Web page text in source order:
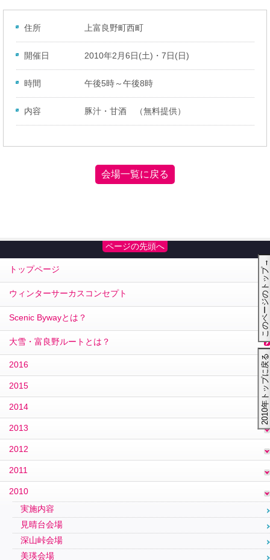
このページのトップ→
2010年トップに戻る
住所 上富良野町西町
開催日 2010年2月6日(土)・7日(日)
時間 午後5時～午後8時
内容 豚汁・甘酒 （無料提供）
会場一覧に戻る
ページの先頭へ
トップページ
ウィンターサーカスコンセプト
Scenic Bywayとは？
大雪・富良野ルートとは？
2016
2015
2014
2013
2012
2011
2010
実施内容
見晴台会場
深山峠会場
美瑛会場